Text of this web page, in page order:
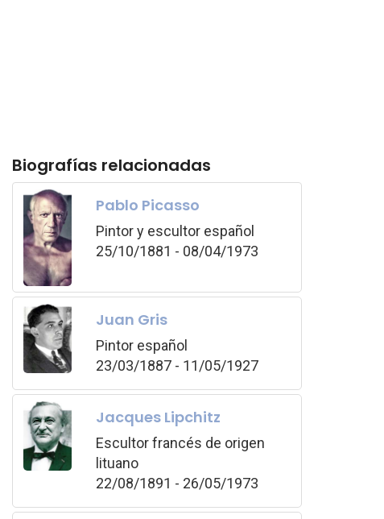
Biografías relacionadas
Pablo Picasso
Pintor y escultor español
25/10/1881 - 08/04/1973
Juan Gris
Pintor español
23/03/1887 - 11/05/1927
Jacques Lipchitz
Escultor francés de origen
lituano
22/08/1891 - 26/05/1973